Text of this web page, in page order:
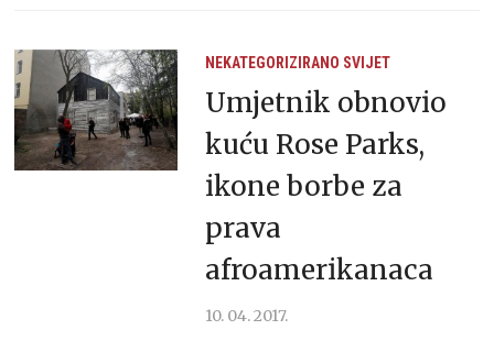
NEKATEGORIZIRANO SVIJET
Umjetnik obnovio
kuću Rose Parks,
ikone borbe za
prava
afroamerikanaca
10. 04. 2017.